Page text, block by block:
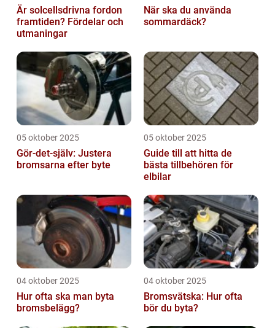
Är solcellsdrivna fordon
framtiden? Fördelar och
utmaningar
När ska du använda
sommardäck?
05 oktober 2025
Gör-det-själv: Justera
bromsarna efter byte
05 oktober 2025
Guide till att hitta de
bästa tillbehören för
elbilar
04 oktober 2025
Hur ofta ska man byta
bromsbelägg?
04 oktober 2025
Bromsvätska: Hur ofta
bör du byta?